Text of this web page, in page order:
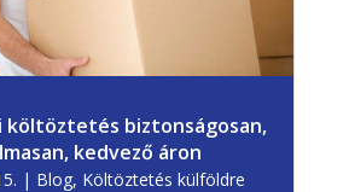
költöztetés biztonságosan,
kedvező áron
| Blog, Költöztetés külföldre